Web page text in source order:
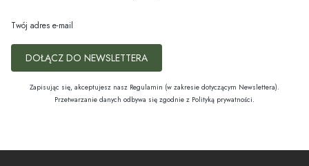
Twój adres e-mail
DOŁĄCZ DO NEWSLETTERA
Zapisując się, akceptujesz nasz Regulamin (w zakresie dotyczącym Newslettera).
Przetwarzanie danych odbywa się zgodnie z Polityką prywatności.